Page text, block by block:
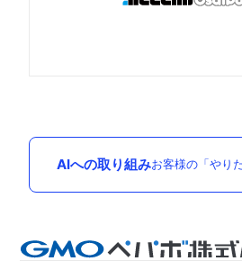
AIへの取り組みお客様の「やり